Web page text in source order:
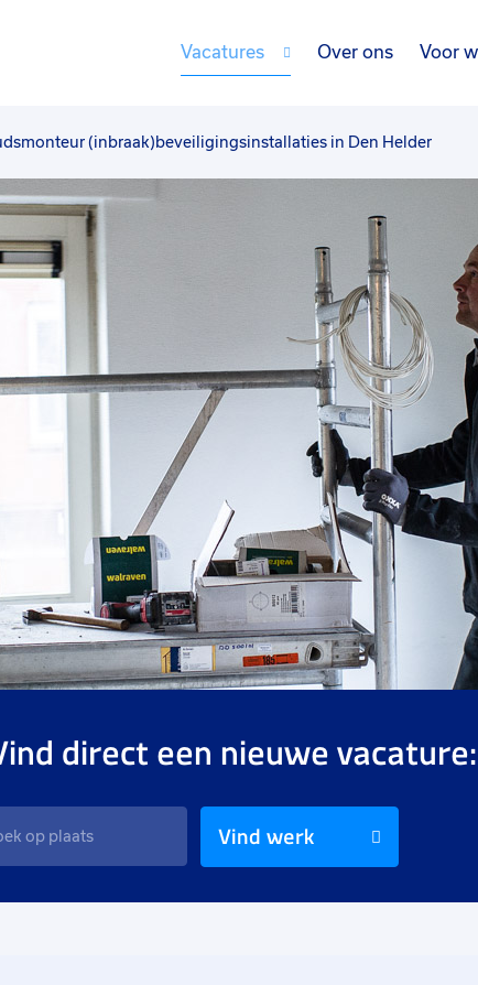
Vacatures Over ons Voor
(inbraak)beveiligingsinstallaties in Den Helder
direct een nieuwe vacature:
Vind werk